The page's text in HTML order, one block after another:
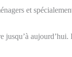
et
jusqu’à